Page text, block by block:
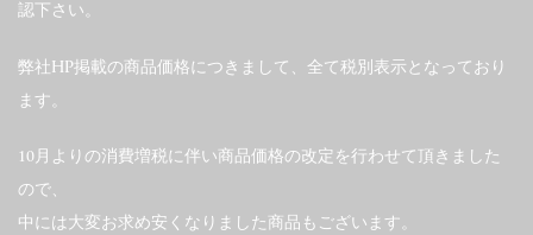
認下さい。
弊社HP掲載の商品価格につきまして、全て税別表示となっており
ます。
10月よりの消費増税に伴い商品価格の改定を行わせて頂きました
ので、
中には大変お求め安くなりました商品もございます。